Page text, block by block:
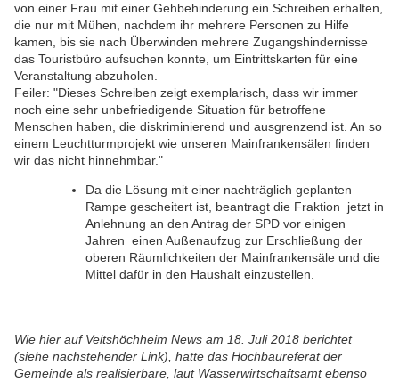
von einer Frau mit einer Gehbehinderung ein Schreiben erhalten,
die nur mit Mühen, nachdem ihr mehrere Personen zu Hilfe
kamen, bis sie nach Überwinden mehrere Zugangshindernisse
das Touristbüro aufsuchen konnte, um Eintrittskarten für eine
Veranstaltung abzuholen.
Feiler: "Dieses Schreiben zeigt exemplarisch, dass wir immer
noch eine sehr unbefriedigende Situation für betroffene
Menschen haben, die diskriminierend und ausgrenzend ist. An so
einem Leuchtturmprojekt wie unseren Mainfrankensälen finden
wir das nicht hinnehmbar."
Da die Lösung mit einer nachträglich geplanten
Rampe gescheitert ist, beantragt die Fraktion jetzt in
Anlehnung an den Antrag der SPD vor einigen
Jahren einen Außenaufzug zur Erschließung der
oberen Räumlichkeiten der Mainfrankensäle und die
Mittel dafür in den Haushalt einzustellen.
Wie hier auf Veitshöchheim News am 18. Juli 2018 berichtet
(siehe nachstehender Link), hatte das Hochbaureferat der
Gemeinde als realisierbare, laut Wasserwirtschaftsamt ebenso